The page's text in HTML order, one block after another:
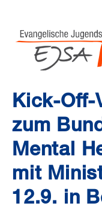
Kick-Off-
zum
Mental
mit
12.9. in